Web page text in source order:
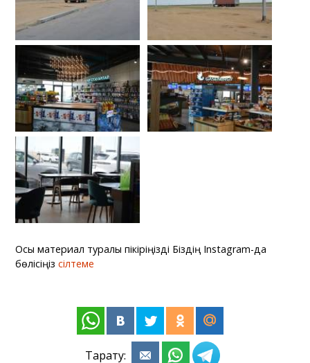
Осы материал туралы пікіріңізді Біздің Instagram-да
бөлісіңіз сілтеме
Тарату: